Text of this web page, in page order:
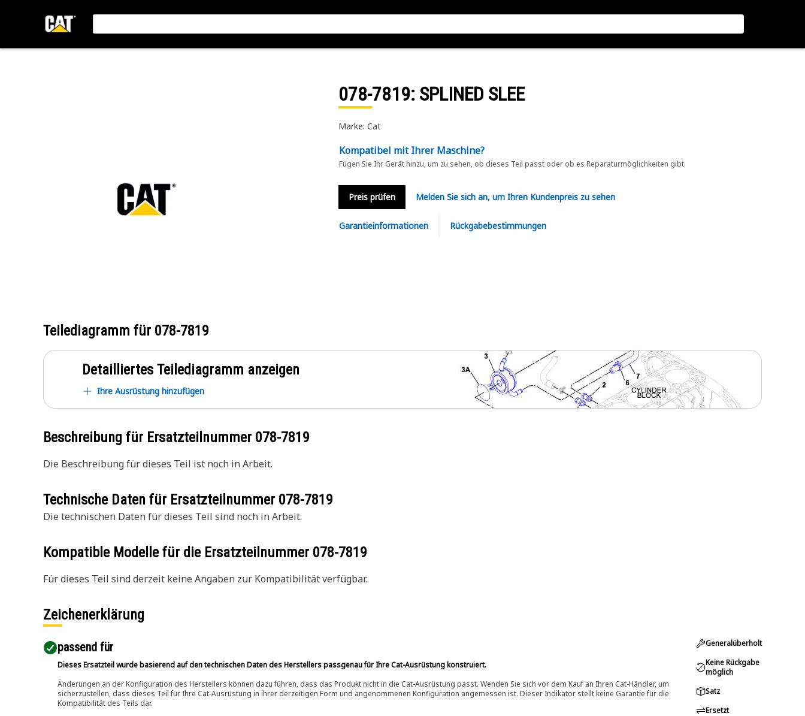
078-7819: SPLINED SLEE
Marke: Cat
Kompatibel mit Ihrer Maschine?
Fügen Sie Ihr Gerät hinzu, um zu sehen, ob dieses Teil passt oder ob es Reparaturmöglichkeiten gibt.
Preis prüfen Melden Sie sich an, um Ihren Kundenpreis zu sehen
Garantieinformationen Rückgabebestimmungen
Teilediagramm für 078-7819
Detailliertes Teilediagramm anzeigen
Ihre Ausrüstung hinzufügen
Beschreibung für Ersatzteilnummer 078-7819
Die Beschreibung für dieses Teil ist noch in Arbeit.
Technische Daten für Ersatzteilnummer 078-7819
Die technischen Daten für dieses Teil sind noch in Arbeit.
Kompatible Modelle für die Ersatzteilnummer 078-7819
Für dieses Teil sind derzeit keine Angaben zur Kompatibilität verfügbar.
Zeichenerklärung
passend für​
Dieses Ersatzteil wurde basierend auf den technischen Daten des Herstellers passgenau für Ihre Cat-Ausrüstung konstruiert.
Änderungen an der Konfiguration des Herstellers können dazu führen, dass das Produkt nicht in die Cat-Ausrüstung passt. Wenden Sie sich vor dem Kauf an Ihren Cat-Händler, um
sicherzustellen, dass dieses Teil für Ihre Cat-Ausrüstung in ihrer derzeitigen Form und angenommenen Konfiguration angemessen ist. Dieser Indikator stellt keine Garantie für die
Kompatibilität des Teils dar.
Generalüberholt
Keine Rückgabe
möglich
Satz
Ersetzt